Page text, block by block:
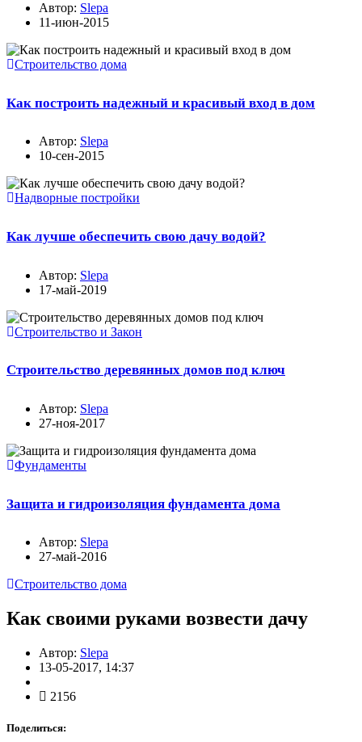
Автор: Slepa
11-июн-2015
Строительство дома
Как построить надежный и красивый вход в дом
Автор: Slepa
10-сен-2015
Надворные постройки
Как лучше обеспечить свою дачу водой?
Автор: Slepa
17-май-2019
Строительство и Закон
Строительство деревянных домов под ключ
Автор: Slepa
27-ноя-2017
Фундаменты
Защита и гидроизоляция фундамента дома
Автор: Slepa
27-май-2016
Строительство дома
Как своими руками возвести дачу
Автор: Slepa
13-05-2017, 14:37
2156
Поделиться: